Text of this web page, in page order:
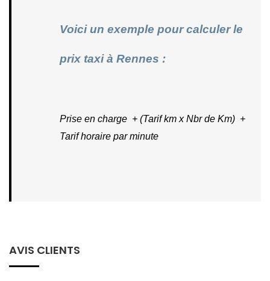
Voici un exemple pour calculer le
prix taxi à Rennes :
Prise en charge  + (Tarif km x Nbr de Km)  +
Tarif horaire par minute
AVIS CLIENTS